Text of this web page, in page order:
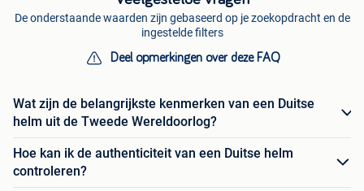
De onderstaande waarden zijn gebaseerd op je zoekopdracht en de
ingestelde filters
Deel opmerkingen over deze FAQ
Wat zijn de belangrijkste kenmerken van een Duitse
helm uit de Tweede Wereldoorlog?
Hoe kan ik de authenticiteit van een Duitse helm
controleren?